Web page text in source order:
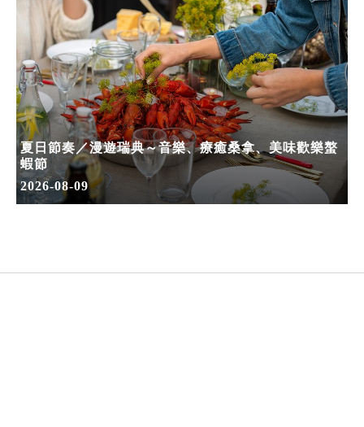
夏日節奏／漫遊瑞典～音樂、療癒桑拿、美味歡樂螯
蝦節
2026-08-09